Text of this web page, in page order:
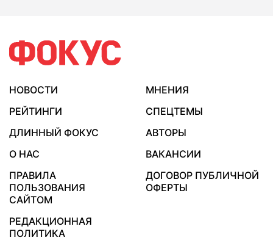
НОВОСТИ
МНЕНИЯ
РЕЙТИНГИ
СПЕЦТЕМЫ
ДЛИННЫЙ ФОКУС
АВТОРЫ
О НАС
ВАКАНСИИ
ПРАВИЛА
ПОЛЬЗОВАНИЯ
САЙТОМ
ДОГОВОР ПУБЛИЧНОЙ
ОФЕРТЫ
РЕДАКЦИОННАЯ
ПОЛИТИКА